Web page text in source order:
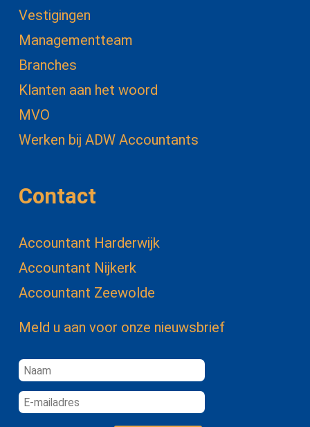
Vestigingen
Managementteam
Branches
Klanten aan het woord
MVO
Werken bij ADW Accountants
Contact
Accountant Harderwijk
Accountant Nijkerk
Accountant Zeewolde
Meld u aan voor onze nieuwsbrief